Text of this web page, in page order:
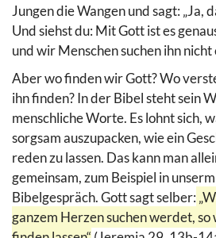
Jungen die Wangen und sagt: „Ja,
Und siehst du: Mit Gott ist es
und wir Menschen suchen ihn nicht
Aber wo finden wir Gott? Wo
ihn finden? In der Bibel steht sein
menschliche Worte. Es lohnt sich,
sorgsam auszupacken, wie ein
reden zu lassen. Das kann man
gemeinsam, zum Beispiel in
Bibelgespräch. Gott sagt selber:
ganzem Herzen suchen werdet, so